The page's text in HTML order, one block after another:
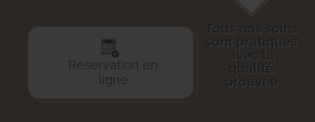
Tous nos soins
sont pratiqués
avec la
qualité
prouvée
Réservation en
ligne